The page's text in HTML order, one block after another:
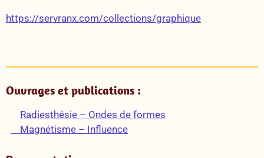
https://servranx.com/collections/graphique
Ouvrages et publications :
Radiesthésie – Ondes de formes
Magnétisme – Influence